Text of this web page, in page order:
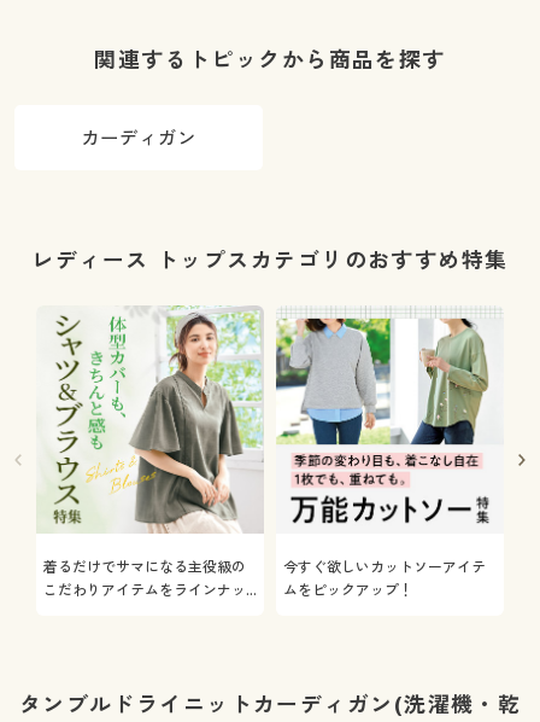
関連するトピックから商品を探す
カーディガン
レディース トップスカテゴリのおすすめ特集
着るだけでサマになる主役級の
こだわりアイテムをラインナッ
今すぐ欲しいカットソーアイテ
ムをピックアップ！
タンブルドライニットカーディガン(洗濯機・乾